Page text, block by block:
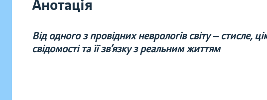
Анотація
Від одного з провідних неврологів світу — стисле,
свідомості та її зв’язку з реальним життям